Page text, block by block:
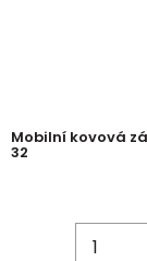
Mobilní kovová
32